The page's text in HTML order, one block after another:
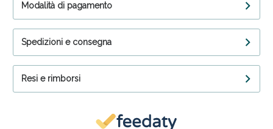
Modalità di pagamento
Spedizioni e consegna
Resi e rimborsi